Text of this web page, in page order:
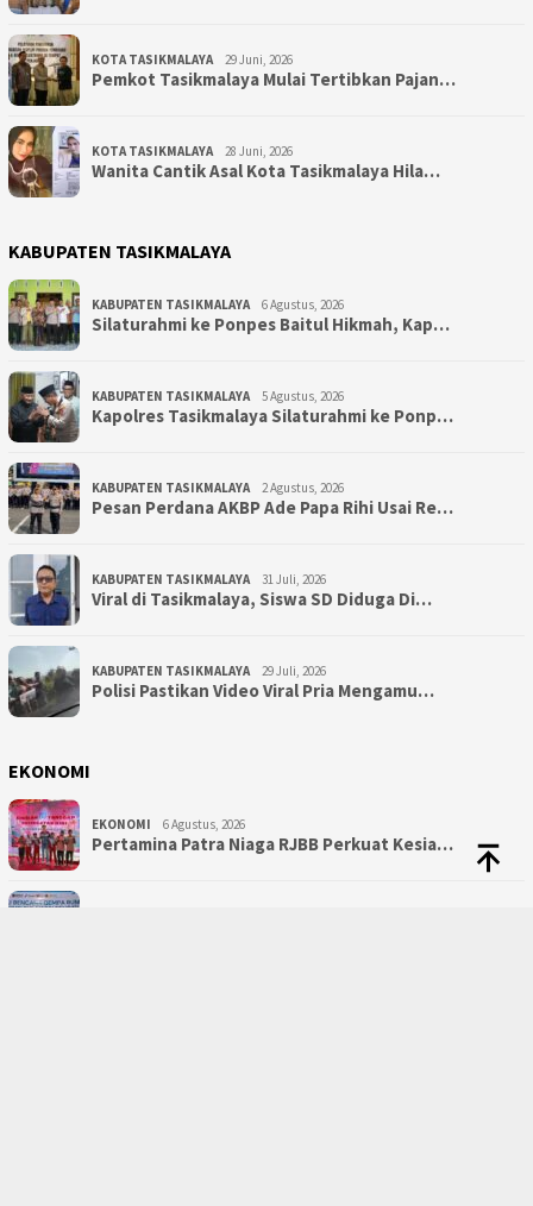
KOTA TASIKMALAYA 29 Juni, 2026
Pemkot Tasikmalaya Mulai Tertibkan Pajan…
KOTA TASIKMALAYA 28 Juni, 2026
Wanita Cantik Asal Kota Tasikmalaya Hila…
KABUPATEN TASIKMALAYA
KABUPATEN TASIKMALAYA 6 Agustus, 2026
Silaturahmi ke Ponpes Baitul Hikmah, Kap…
KABUPATEN TASIKMALAYA 5 Agustus, 2026
Kapolres Tasikmalaya Silaturahmi ke Ponp…
KABUPATEN TASIKMALAYA 2 Agustus, 2026
Pesan Perdana AKBP Ade Papa Rihi Usai Re…
KABUPATEN TASIKMALAYA 31 Juli, 2026
Viral di Tasikmalaya, Siswa SD Diduga Di…
KABUPATEN TASIKMALAYA 29 Juli, 2026
Polisi Pastikan Video Viral Pria Mengamu…
EKONOMI
EKONOMI 6 Agustus, 2026
Pertamina Patra Niaga RJBB Perkuat Kesia…